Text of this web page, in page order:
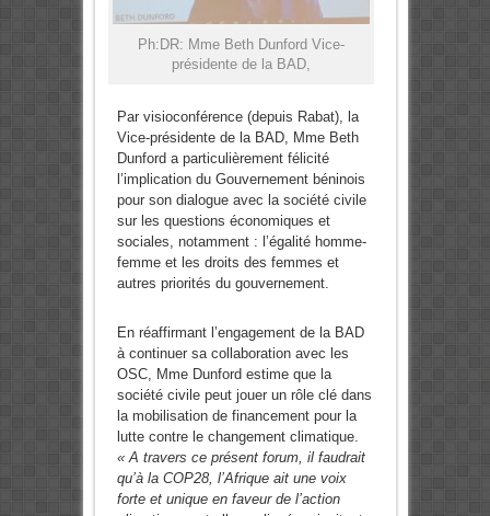
Ph:DR: Mme Beth Dunford Vice-
présidente de la BAD,
Par visioconférence (depuis Rabat), la
Vice-présidente de la BAD, Mme Beth
Dunford a particulièrement félicité
l’implication du Gouvernement béninois
pour son dialogue avec la société civile
sur les questions économiques et
sociales, notamment : l’égalité homme-
femme et les droits des femmes et
autres priorités du gouvernement.
En réaffirmant l’engagement de la BAD
à continuer sa collaboration avec les
OSC, Mme Dunford estime que la
société civile peut jouer un rôle clé dans
la mobilisation de financement pour la
lutte contre le changement climatique.
« A travers ce présent forum, il faudrait
qu’à la COP28, l’Afrique ait une voix
forte et unique en faveur de l’action